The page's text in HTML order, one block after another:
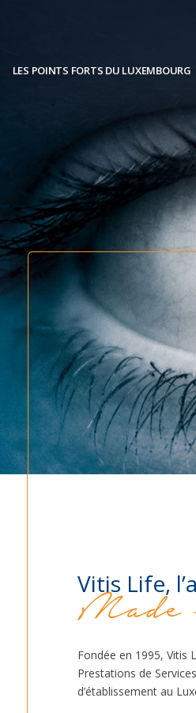
LES POINTS FORTS DU LUXEMBOURG
Vitis Life,
Made
Fondée en 1995, Vitis
Prestations de
d’établissement au